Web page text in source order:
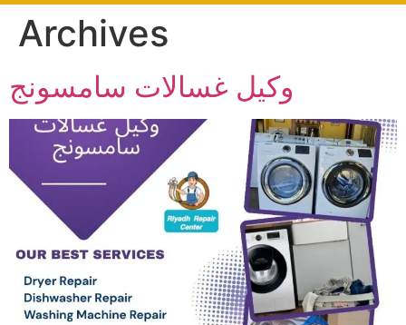
Archives
وكيل غسالات سامسونج